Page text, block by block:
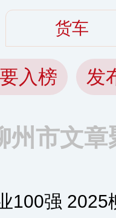
货车
入榜 发
州市文章
100强 2025